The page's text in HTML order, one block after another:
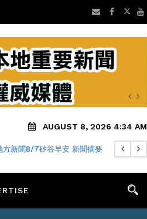
AUGUST 8, 2026 4:34 AM
方新聞8/7矽谷早安 新聞摘要